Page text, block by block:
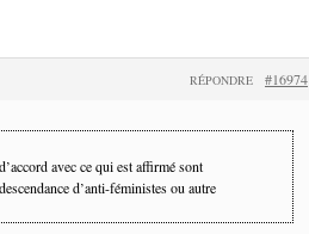
#16974
RÉPONDRE
avec ce qui est affirmé sont
d’anti-féministes ou autre